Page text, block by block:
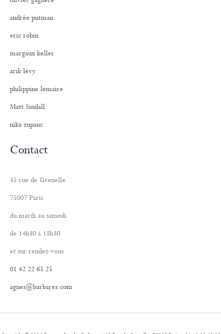
andrée putman
eric robin
margaux keller
arik lévy
philippine lemaire
Matt Sindall
nika zupanc
Contact
35 rue de Grenelle
75007 Paris
du mardi au samedi
de 14h30 à 18h30
et sur rendez-vous
01 42 22 65 25
agnes@barbares.com